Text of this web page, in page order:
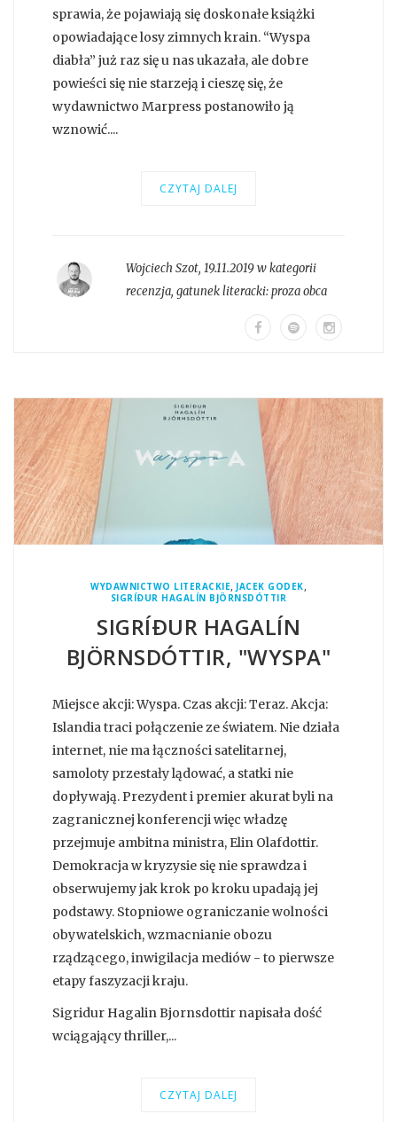
sprawia, że pojawiają się doskonałe książki
opowiadające losy zimnych krain. “Wyspa
diabła” już raz się u nas ukazała, ale dobre
powieści się nie starzeją i cieszę się, że
wydawnictwo Marpress postanowiło ją
wznowić....
CZYTAJ DALEJ
Wojciech Szot, 19.11.2019 w kategorii
recenzja, gatunek literacki:proza obca
WYDAWNICTWO LITERACKIE, JACEK GODEK,
SIGRÍÐUR HAGALÍN BJÖRNSDÓTTIR
SIGRÍÐUR HAGALÍN
BJÖRNSDÓTTIR, "WYSPA"
Miejsce akcji: Wyspa. Czas akcji: Teraz. Akcja:
Islandia traci połączenie ze światem. Nie działa
internet, nie ma łączności satelitarnej,
samoloty przestały lądować, a statki nie
dopływają. Prezydent i premier akurat byli na
zagranicznej konferencji więc władzę
przejmuje ambitna ministra, Elin Olafdottir.
Demokracja w kryzysie się nie sprawdza i
obserwujemy jak krok po kroku upadają jej
podstawy. Stopniowe ograniczanie wolności
obywatelskich, wzmacnianie obozu
rządzącego, inwigilacja mediów - to pierwsze
etapy faszyzacji kraju.
Sigridur Hagalin Bjornsdottir napisała dość
wciągający thriller,...
CZYTAJ DALEJ